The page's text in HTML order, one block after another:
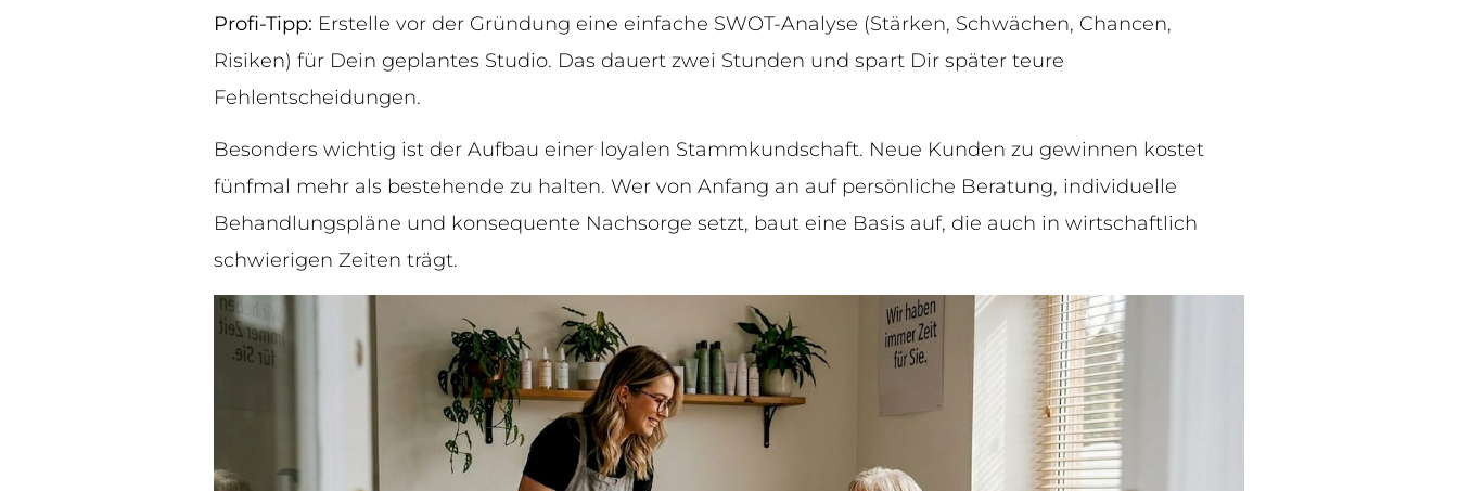
Profi-Tipp: Erstelle vor der Gründung eine einfache SWOT-Analyse (Stärken, Schwächen, Chancen,
Risiken) für Dein geplantes Studio. Das dauert zwei Stunden und spart Dir später teure
Fehlentscheidungen.
Besonders wichtig ist der Aufbau einer loyalen Stammkundschaft. Neue Kunden zu gewinnen kostet
fünfmal mehr als bestehende zu halten. Wer von Anfang an auf persönliche Beratung, individuelle
Behandlungspläne und konsequente Nachsorge setzt, baut eine Basis auf, die auch in wirtschaftlich
schwierigen Zeiten trägt.